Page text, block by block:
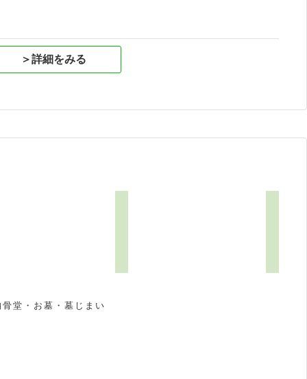
＞詳細をみる
堂・お墓・墓じまい